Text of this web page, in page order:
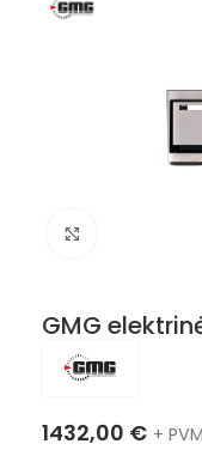
GMG
1432,00 € +